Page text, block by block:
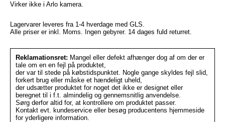
Virker ikke i Arlo kamera.
Lagervarer leveres fra 1-4 hverdage med GLS.
Alle priser er inkl. Moms. Ingen gebyrer. 14 dages fuld returret.
Reklamationsret: Mangel eller defekt afhænger dog af om der er
tale om en en fejl på produktet,
der var til stede på købstidspunktet. Nogle gange skyldes fejl slid,
forkert brug eller måske et hændeligt uheld,
der udsætter produktet for noget det ikke er designet eller
beregnet til i f.t. almindelig og gennemsnitlig anvendelse.
Sørg derfor altid for, at kontrollere om produktet passer.
Kontakt evt. kundeservice eller besøg producentens hjemmeside
for yderligere information.